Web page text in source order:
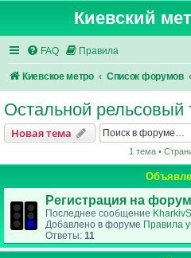
Киевский
FAQ Правила
Киевское метро Список форумов
Остальной рельсовый
Новая тема
1 тема •
Регистрация на
Последнее сообщение
Добавлено в форуме Правила
Ответы: 11